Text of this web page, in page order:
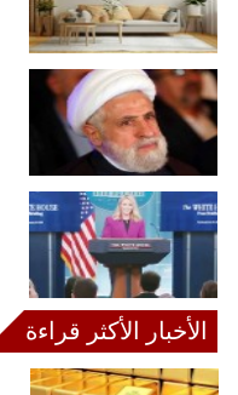
الأخبار الأكثر قراءة